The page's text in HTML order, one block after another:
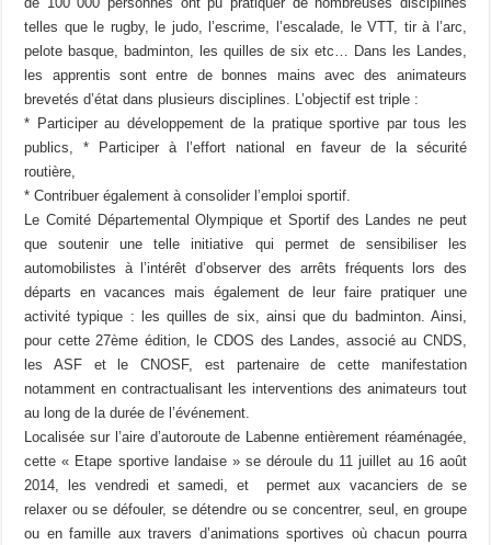
telles que le rugby, le judo, l’escrime, l’escalade, le VTT, tir à l’arc,
pelote basque, badminton, les quilles de six etc… Dans les Landes,
les apprentis sont entre de bonnes mains avec des animateurs
brevetés d’état dans plusieurs disciplines. L’objectif est triple :
* Participer au développement de la pratique sportive par tous les
publics, * Participer à l’effort national en faveur de la sécurité
routière,
* Contribuer également à consolider l’emploi sportif.
Le Comité Départemental Olympique et Sportif des Landes ne peut
que soutenir une telle initiative qui permet de sensibiliser les
automobilistes à l’intérêt d’observer des arrêts fréquents lors des
départs en vacances mais également de leur faire pratiquer une
activité typique : les quilles de six, ainsi que du badminton. Ainsi,
pour cette 27ème édition, le CDOS des Landes, associé au CNDS,
les ASF et le CNOSF, est partenaire de cette manifestation
notamment en contractualisant les interventions des animateurs tout
au long de la durée de l’événement.
Localisée sur l’aire d’autoroute de Labenne entièrement réaménagée,
cette « Etape sportive landaise » se déroule du 11 juillet au 16 août
2014, les vendredi et samedi, et permet aux vacanciers de se
relaxer ou se défouler, se détendre ou se concentrer, seul, en groupe
ou en famille aux travers d’animations sportives où chacun pourra